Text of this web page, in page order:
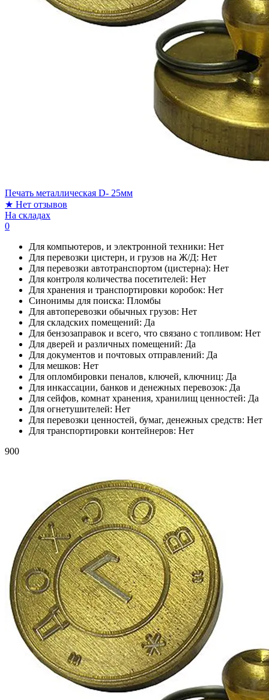
Печать металлическая D- 25мм
★ Нет отзывов
На складах
0
Для компьютеров, и электронной техники: Нет
Для перевозки цистерн, и грузов на Ж/Д: Нет
Для перевозки автотранспортом (цистерна): Нет
Для контроля количества посетителей: Нет
Для хранения и транспортировки коробок: Нет
Синонимы для поиска: Пломбы
Для автоперевозки обычных грузов: Нет
Для складских помещений: Да
Для бензозаправок и всего, что связано с топливом: Нет
Для дверей и различных помещений: Да
Для документов и почтовых отправлений: Да
Для мешков: Нет
Для опломбировки пеналов, ключей, ключниц: Да
Для инкассации, банков и денежных перевозок: Да
Для сейфов, комнат хранения, хранилищ ценностей: Да
Для огнетушителей: Нет
Для перевозки ценностей, бумаг, денежных средств: Нет
Для транспортировки контейнеров: Нет
900